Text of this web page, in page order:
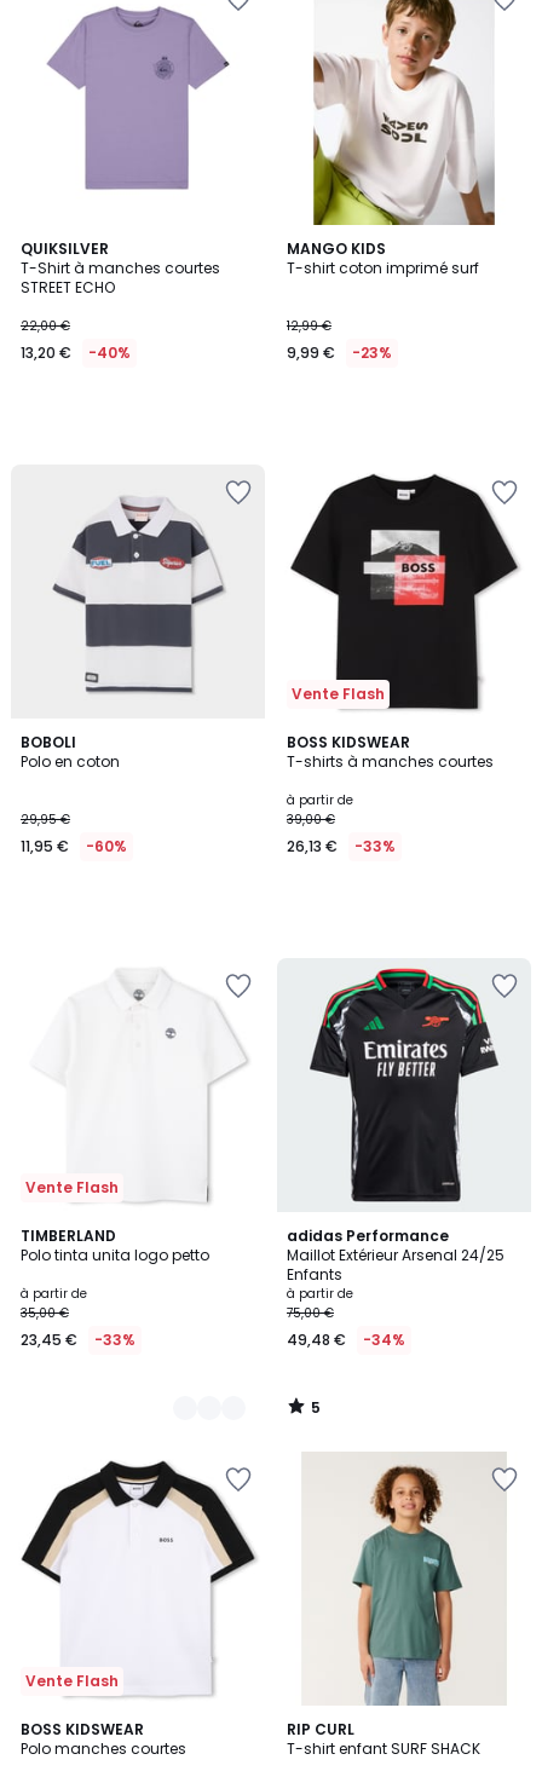
QUIKSILVER
T-Shirt à manches courtes
STREET ECHO
22,00 €
13,20 € -40%
MANGO KIDS
T-shirt coton imprimé surf
12,99 €
9,99 € -23%
BOBOLI
Polo en coton
29,95 €
11,95 € -60%
Vente Flash
BOSS KIDSWEAR
T-shirts à manches courtes
à partir de
39,00 €
26,13 € -33%
Vente Flash
TIMBERLAND
Polo tinta unita logo petto
à partir de
35,00 €
23,45 € -33%
4
Couleurs
adidas Performance
Maillot Extérieur Arsenal 24/25
Enfants
à partir de
75,00 €
49,48 € -34%
5
/
5
5
/
Vente Flash
BOSS KIDSWEAR
Polo manches courtes
3
Couleurs
RIP CURL
T-shirt enfant SURF SHACK